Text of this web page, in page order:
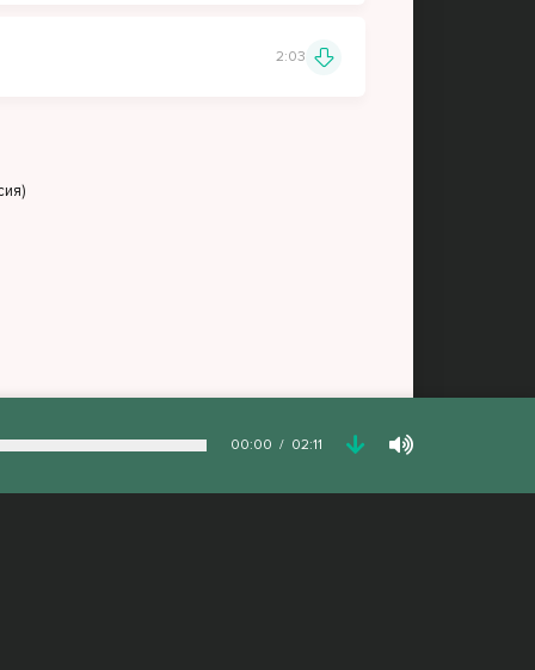
2:03
00:00 02:11